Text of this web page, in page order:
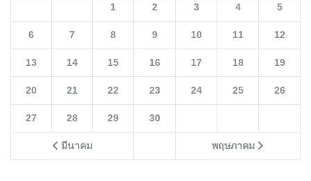
มีนาคม พฤษภาคม
1 2 3 4 5
6 7 8 9 10 11 12
13 14 15 16 17 18 19
20 21 22 23 24 25 26
27 28 29 30